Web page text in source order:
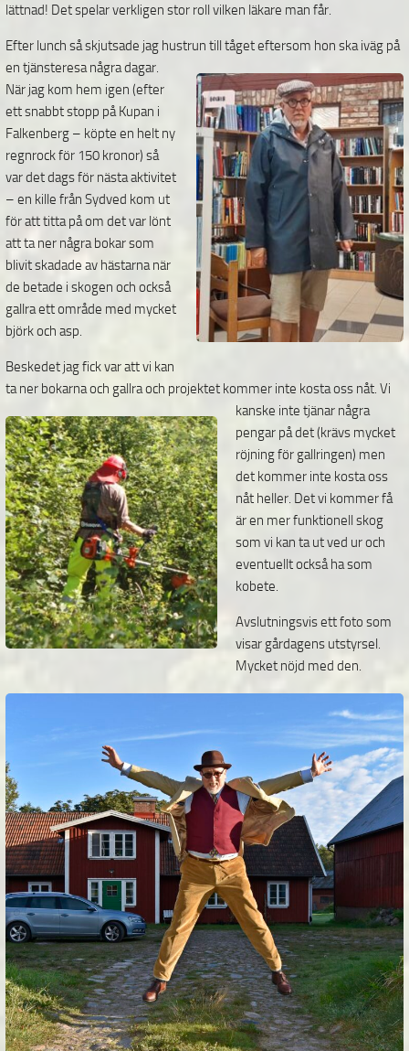
lättnad! Det spelar verkligen stor roll vilken läkare man får.
Efter lunch så skjutsade jag hustrun till tåget eftersom hon ska iväg på
en tjänsteresa några dagar.
När jag kom hem igen (efter
ett snabbt stopp på Kupan i
Falkenberg – köpte en helt ny
regnrock för 150 kronor) så
var det dags för nästa aktivitet
– en kille från Sydved kom ut
för att titta på om det var lönt
att ta ner några bokar som
blivit skadade av hästarna när
de betade i skogen och också
gallra ett område med mycket
björk och asp.
Beskedet jag fick var att vi kan
ta ner bokarna och gallra och projektet kommer inte kosta oss nåt. Vi
kanske inte tjänar några
pengar på det (krävs mycket
röjning för gallringen) men
det kommer inte kosta oss
nåt heller. Det vi kommer få
är en mer funktionell skog
som vi kan ta ut ved ur och
eventuellt också ha som
kobete.
Avslutningsvis ett foto som
visar gårdagens utstyrsel.
Mycket nöjd med den.